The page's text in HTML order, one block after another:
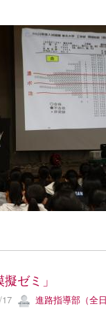
ゼミ」
進路指導部（全日